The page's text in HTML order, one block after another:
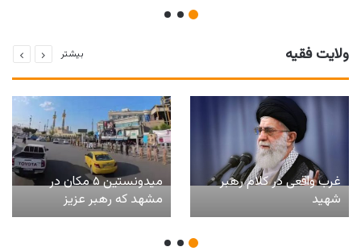
ولایت فقیه بیشتر
غرب واقعی در کلام رهبر
شهید
میدونستین ۵ مکان در
مشهد که رهبر عزیز
شهیدمون باهاش خاطره